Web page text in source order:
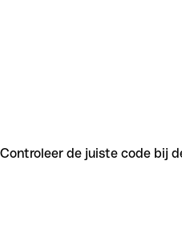
de juiste code bij